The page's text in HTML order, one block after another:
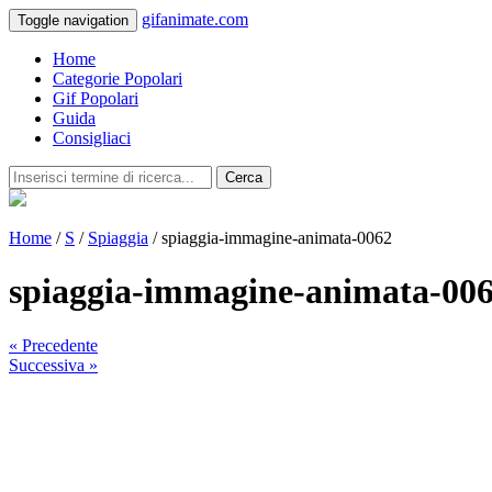
Toggle navigation gifanimate.com
Home
Categorie Popolari
Gif Popolari
Guida
Consigliaci
Cerca
Home / S / Spiaggia / spiaggia-immagine-animata-0062
spiaggia-immagine-animata-
« Precedente
Successiva »